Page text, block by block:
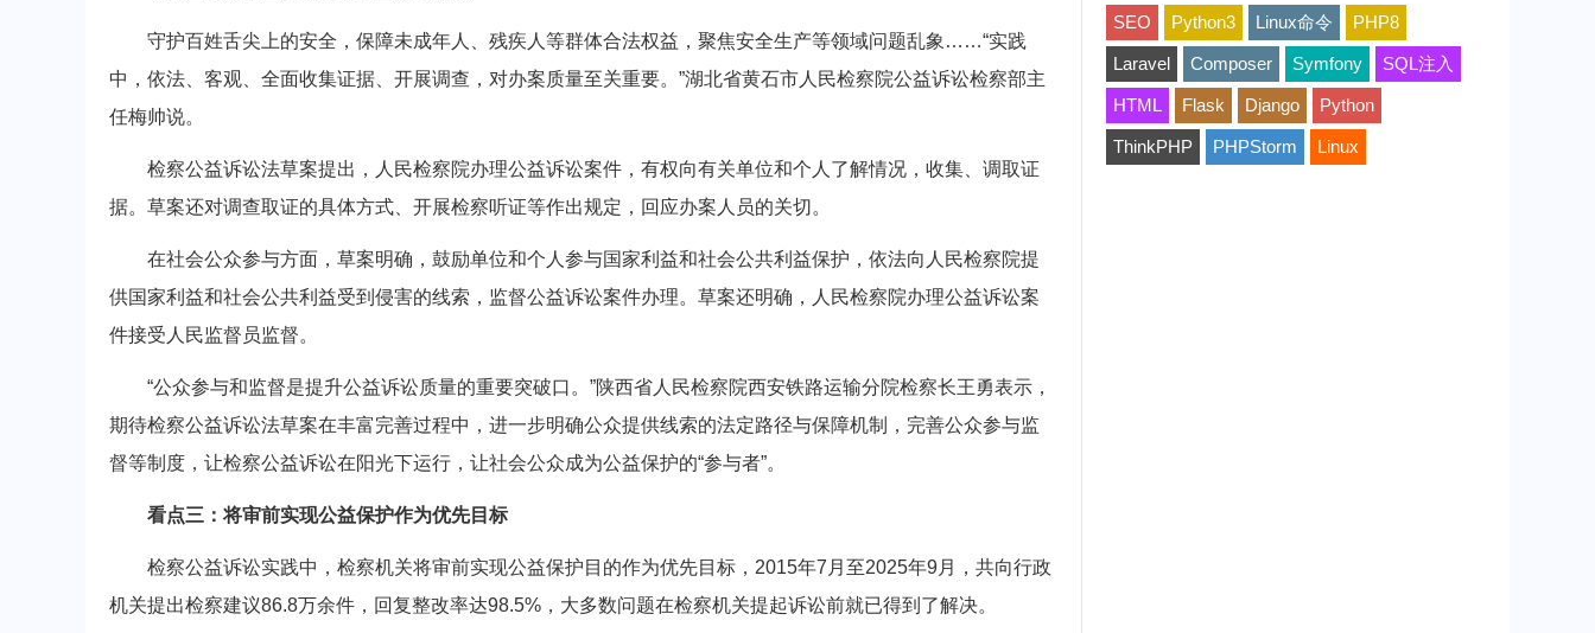
守护百姓舌尖上的安全，保障未成年人、残疾人等群体合法权益，聚焦安全生产等领域问题乱象……“实践
中，依法、客观、全面收集证据、开展调查，对办案质量至关重要。”湖北省黄石市人民检察院公益诉讼检察部主
任梅帅说。
检察公益诉讼法草案提出，人民检察院办理公益诉讼案件，有权向有关单位和个人了解情况，收集、调取证
据。草案还对调查取证的具体方式、开展检察听证等作出规定，回应办案人员的关切。
在社会公众参与方面，草案明确，鼓励单位和个人参与国家利益和社会公共利益保护，依法向人民检察院提
供国家利益和社会公共利益受到侵害的线索，监督公益诉讼案件办理。草案还明确，人民检察院办理公益诉讼案
件接受人民监督员监督。
“公众参与和监督是提升公益诉讼质量的重要突破口。”陕西省人民检察院西安铁路运输分院检察长王勇表示，
期待检察公益诉讼法草案在丰富完善过程中，进一步明确公众提供线索的法定路径与保障机制，完善公众参与监
督等制度，让检察公益诉讼在阳光下运行，让社会公众成为公益保护的“参与者”。
看点三：将审前实现公益保护作为优先目标
检察公益诉讼实践中，检察机关将审前实现公益保护目的作为优先目标，2015年7月至2025年9月，共向行政
机关提出检察建议86.8万余件，回复整改率达98.5%，大多数问题在检察机关提起诉讼前就已得到了解决。
SEO Python3 Linux命令 PHP8
Laravel Composer Symfony SQL注入
HTML Flask Django Python
ThinkPHP PHPStorm Linux